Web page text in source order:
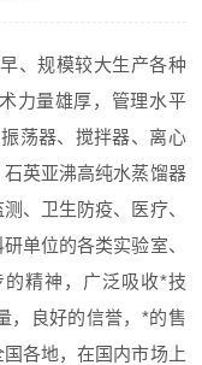
、规模较大生产各种
力量雄厚，管理水平
荡器、搅拌器、离心
英亚沸高纯水蒸馏器
、卫生防疫、医疗、
单位的各类实验室、
精神，广泛吸收*技
，良好的信誉，*的售
各地，在国内市场上